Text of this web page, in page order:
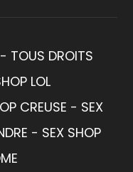
TOUS DROITS
LOL
CREUSE - SEX
- SEX SHOP